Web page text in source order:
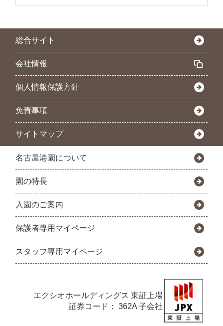
総合サイト
会社情報
個人情報保護方針
免責事項
サイトマップ
名古屋港園について
園の特長
入園のご案内
保護者専用マイページ
スタッフ専用マイページ
エクシオホールディングス 東証上場
証券コード： 362A 子会社